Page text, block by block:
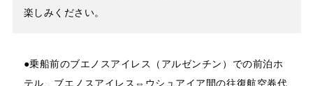
楽しみください。
●乗船前のブエノスアイレス（アルゼンチン）での前泊ホ
テル、ブエノスアイレス⇔ウシュアイア間の往復航空券代